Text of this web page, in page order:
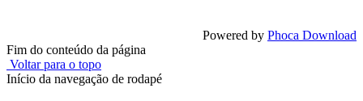
Powered by Phoca Download
Fim do conteúdo da página
Voltar para o topo
Início da navegação de rodapé